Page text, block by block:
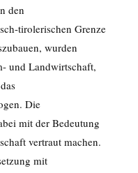
den
tirolerischen Grenze
wurden
und Landwirtschaft,
Die
mit der Bedeutung
vertraut machen.
mit